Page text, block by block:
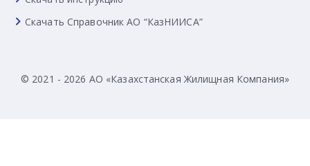
Скачать Справочник АО “КазНИИСА”
© 2021 - 2026 АО «Казахстанская Жилищная Компания»